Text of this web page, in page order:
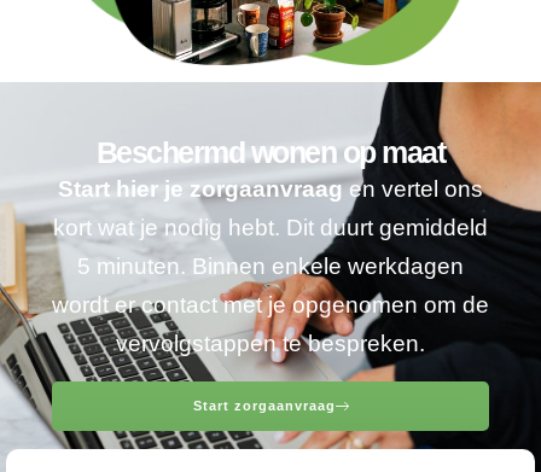
Beschermd wonen op maat
Start hier je zorgaanvraagen vertel ons
kort wat je nodig hebt. Dit duurt gemiddeld
5 minuten. Binnen enkele werkdagen
wordt er contact met je opgenomen om de
vervolgstappen te bespreken.
Start zorgaanvraag